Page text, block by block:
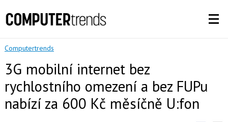
Computertrends
3G mobilní internet bez
rychlostního omezení a bez FUPu
nabízí za 600 Kč měsíčně U:fon